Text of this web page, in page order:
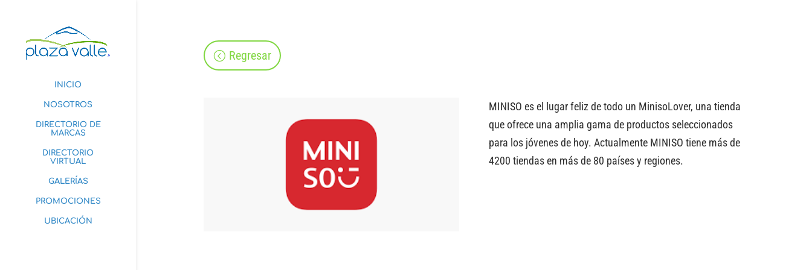
INICIO
NOSOTROS
DIRECTORIO DE
MARCAS
DIRECTORIO
VIRTUAL
GALERÍAS
PROMOCIONES
UBICACIÓN
Regresar
MINISO es el lugar feliz de todo un MinisoLover, una tienda
que ofrece una amplia gama de productos seleccionados
para los jóvenes de hoy. Actualmente MINISO tiene más de
4200 tiendas en más de 80 países y regiones.